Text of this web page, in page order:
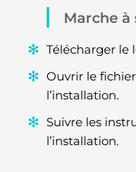
Marche à
Télécharger le
Ouvrir le
l’installation.
Suivre les
l’installation.